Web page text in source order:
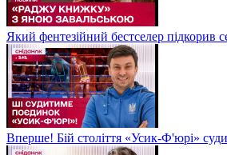
Який фентезійний бестселер підкорив
Вперше! Бій століття «Усик-Ф'юрі»